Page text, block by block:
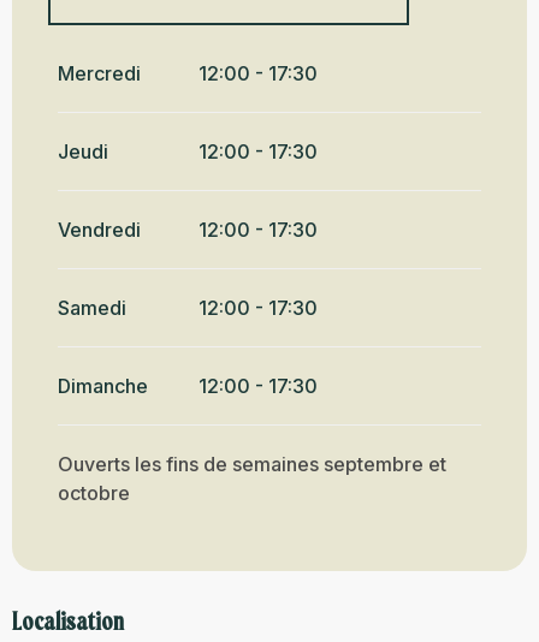
Du9 septembre 2026au30
octobre 2026
Mercredi 12:00 - 17:30
Jeudi 12:00 - 17:30
Vendredi 12:00 - 17:30
Samedi 12:00 - 17:30
Dimanche 12:00 - 17:30
Ouverts les fins de semaines septembre et
octobre
Localisation